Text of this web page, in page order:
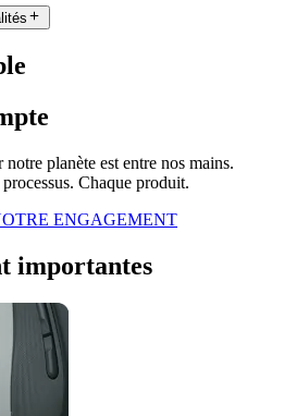
planète est entre nos mains.
Chaque produit.
ENGAGEMENT
importantes